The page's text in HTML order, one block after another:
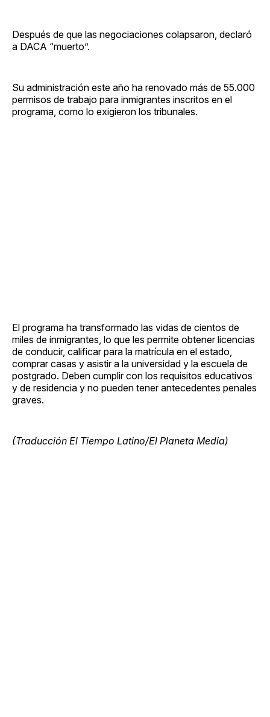
Después de que las negociaciones colapsaron, declaró
a DACA “muerto”.
Su administración este año ha renovado más de 55.000
permisos de trabajo para inmigrantes inscritos en el
programa, como lo exigieron los tribunales.
El programa ha transformado las vidas de cientos de
miles de inmigrantes, lo que les permite obtener licencias
de conducir, calificar para la matrícula en el estado,
comprar casas y asistir a la universidad y la escuela de
postgrado. Deben cumplir con los requisitos educativos
y de residencia y no pueden tener antecedentes penales
graves.
(Traducción El Tiempo Latino/El Planeta Media)